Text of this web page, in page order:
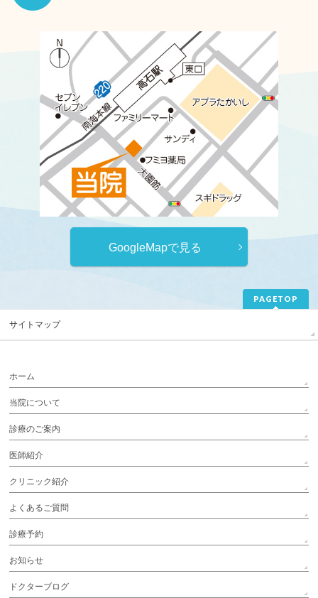
GoogleMapで見る
PAGETOP
サイトマップ
ホーム
当院について
診療のご案内
医師紹介
クリニック紹介
よくあるご質問
診療予約
お知らせ
ドクターブログ